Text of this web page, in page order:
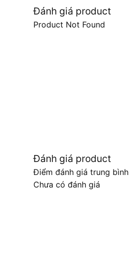
Đánh giá product
Product Not Found
Đánh giá product
Điểm đánh giá trung bình
Chưa có đánh giá